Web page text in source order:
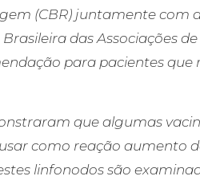
(CBR) juntamente com
das Associações
para pacientes
que algumas
como reação aumento
linfonodos são